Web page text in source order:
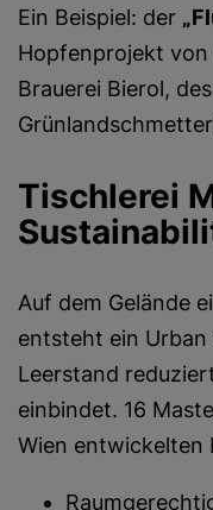
Ein Beispiel: der
Hopfenprojekt von
Brauerei Bierol,
Tischlerei
Auf dem Gelände
entsteht ein Urban
Leerstand
einbindet. 16
Wien entwickelten